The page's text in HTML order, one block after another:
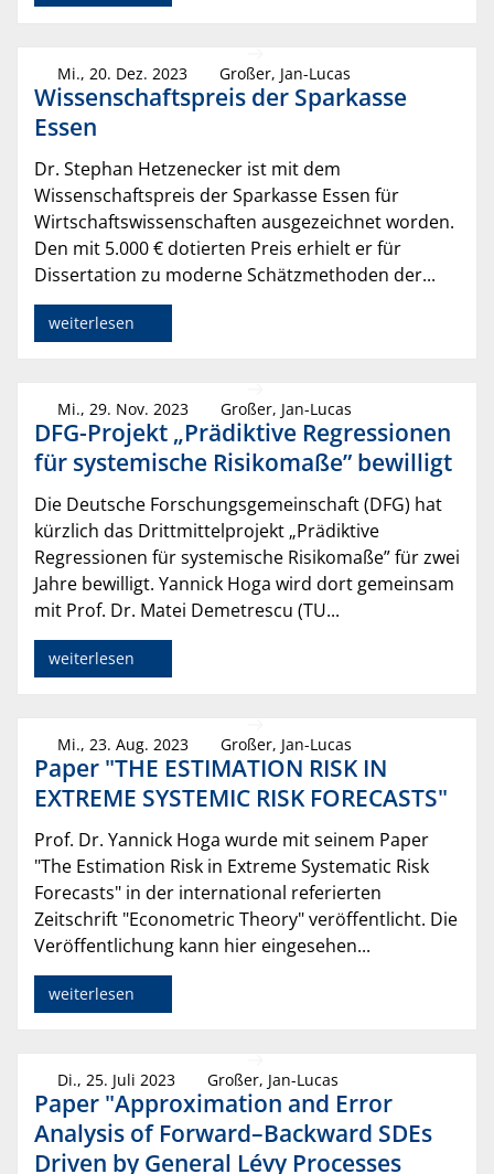
Mi., 20. Dez. 2023 Großer, Jan-Lucas
Wissenschaftspreis der Sparkasse
Essen
Dr. Stephan Hetzenecker ist mit dem
Wissenschaftspreis der Sparkasse Essen für
Wirtschaftswissenschaften ausgezeichnet worden.
Den mit 5.000 € dotierten Preis erhielt er für
Dissertation zu moderne Schätzmethoden der...
weiterlesen
Mi., 29. Nov. 2023 Großer, Jan-Lucas
DFG-Projekt „Prädiktive Regressionen
für systemische Risikomaße” bewilligt
Die Deutsche Forschungsgemeinschaft (DFG) hat
kürzlich das Drittmittelprojekt „Prädiktive
Regressionen für systemische Risikomaße” für zwei
Jahre bewilligt. Yannick Hoga wird dort gemeinsam
mit Prof. Dr. Matei Demetrescu (TU...
weiterlesen
Mi., 23. Aug. 2023 Großer, Jan-Lucas
Paper "THE ESTIMATION RISK IN
EXTREME SYSTEMIC RISK FORECASTS"
Prof. Dr. Yannick Hoga wurde mit seinem Paper
"The Estimation Risk in Extreme Systematic Risk
Forecasts" in der international referierten
Zeitschrift "Econometric Theory" veröffentlicht. Die
Veröffentlichung kann hier eingesehen...
weiterlesen
Di., 25. Juli 2023 Großer, Jan-Lucas
Paper "Approximation and Error
Analysis of Forward–Backward SDEs
Driven by General Lévy Processes